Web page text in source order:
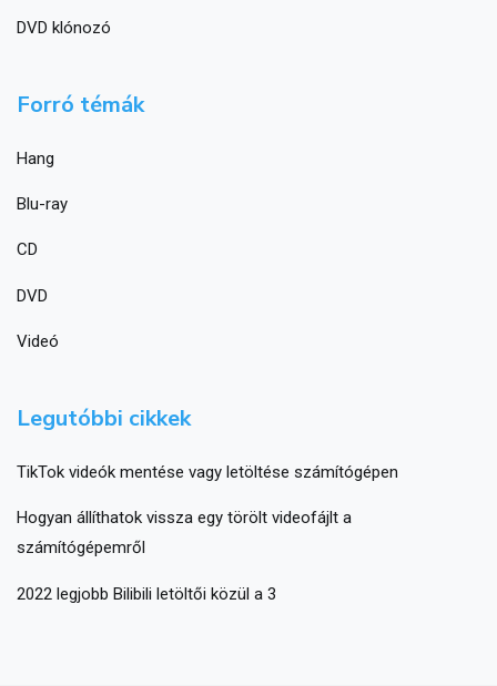
DVD klónozó
Forró témák
Hang
Blu-ray
CD
DVD
Videó
Legutóbbi cikkek
TikTok videók mentése vagy letöltése számítógépen
Hogyan állíthatok vissza egy törölt videofájlt a
számítógépemről
2022 legjobb Bilibili letöltői közül a 3